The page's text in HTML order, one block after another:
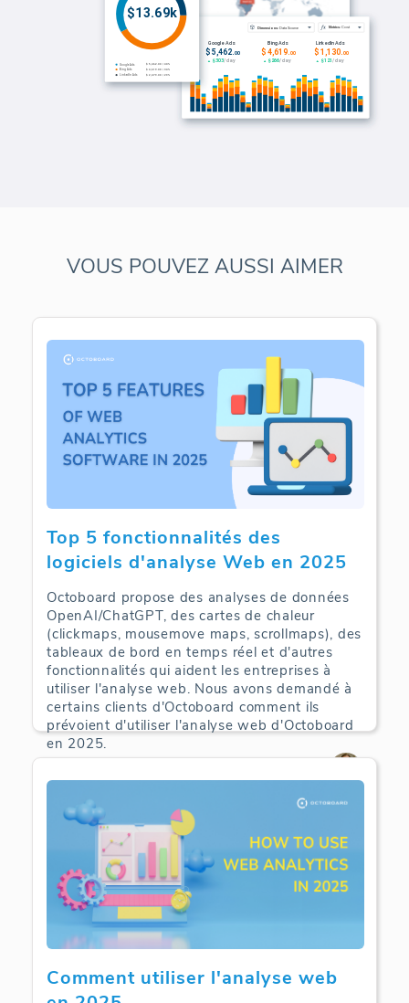
VOUS POUVEZ AUSSI AIMER
Top 5 fonctionnalités des
logiciels d'analyse Web en 2025
Octoboard propose des analyses de données
OpenAI/ChatGPT, des cartes de chaleur
(clickmaps, mousemove maps, scrollmaps), des
tableaux de bord en temps réel et d'autres
fonctionnalités qui aident les entreprises à
utiliser l'analyse web. Nous avons demandé à
certains clients d'Octoboard comment ils
prévoient d'utiliser l'analyse web d'Octoboard
en 2025.
Comment utiliser l'analyse web